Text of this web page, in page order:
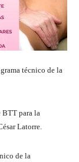
técnico de la
para la
Latorre.
de la